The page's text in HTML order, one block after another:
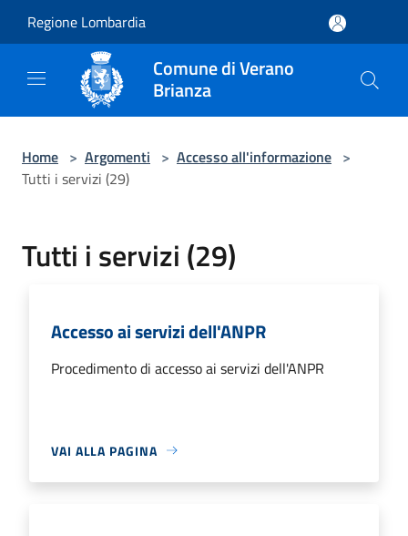
Regione Lombardia
Comune di Verano
Brianza
Home > Argomenti > Accesso all'informazione >
Tutti i servizi (29)
Tutti i servizi (29)
Accesso ai servizi dell'ANPR
Procedimento di accesso ai servizi dell'ANPR
VAI ALLA PAGINA